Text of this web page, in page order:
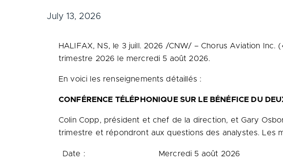
July 13, 2026
HALIFAX, NS, le 3 juill. 2026 /CNW/ – Chorus Aviation Inc.
trimestre 2026 le mercredi 5 août 2026.
En voici les renseignements détaillés :
CONFÉRENCE TÉLÉPHONIQUE SUR LE BÉNÉFICE DU
Colin Copp, président et chef de la direction, et Gary
trimestre et répondront aux questions des analystes.
Date : Mercredi 5 août 2026